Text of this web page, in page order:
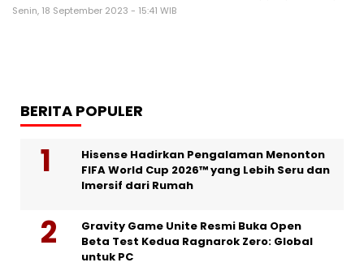
Senin, 18 September 2023 - 15:41 WIB
BERITA POPULER
Hisense Hadirkan Pengalaman Menonton
FIFA World Cup 2026™ yang Lebih Seru dan
Imersif dari Rumah
Gravity Game Unite Resmi Buka Open
Beta Test Kedua Ragnarok Zero: Global
untuk PC